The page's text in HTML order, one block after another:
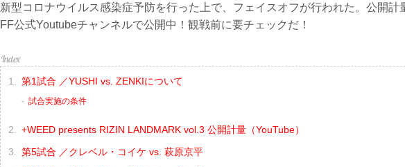
新型コロナウイルス感染症予防を行った上で、フェイスオフが行われた。公開計
FF公式Youtubeチャンネルで公開中！観戦前に要チェックだ！
第1試合 ／YUSHI vs. ZENKIについて
試合実施の条件
+WEED presents RIZIN LANDMARK vol.3 公開計量（YouTube）
第5試合 ／クレベル・コイケ vs. 萩原京平